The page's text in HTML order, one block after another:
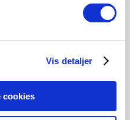
Vis detaljer
cookies